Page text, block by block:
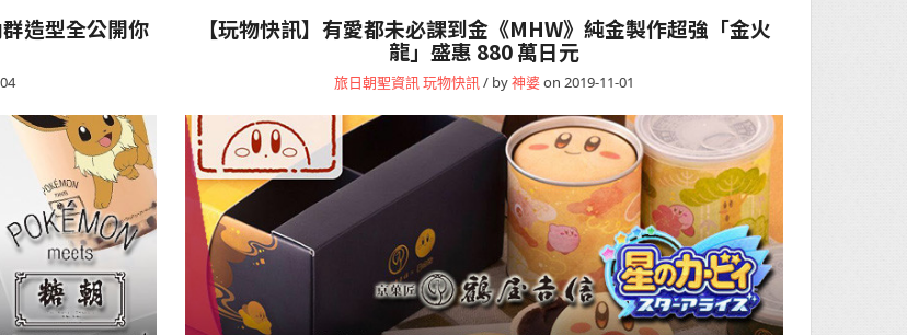
造型全公開你 【玩物快訊】有愛都未必課到金《MHW》純金製作超強「金火
龍」盛惠 880 萬日元
旅日朝聖資訊 玩物快訊 / by神婆on 2019-11-01